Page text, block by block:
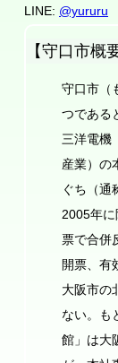
LINE: @yururu
【守口市概
守口市（
つである
三洋電機
産業）の
ぐち（通
2005年
票で合併
開票、有
大阪市の
ない。も
館」は大